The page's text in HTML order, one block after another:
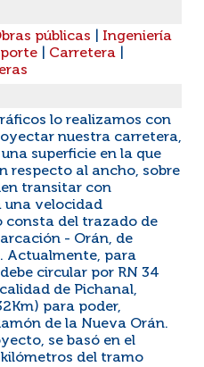
públicas
Ingeniería
Carretera
lo realizamos con
nuestra carretera,
superficie en la que
respecto al ancho, sobre
transitar con
una velocidad
consta del trazado de
- Orán, de
Actualmente, para
circular por RN 34
de Pichanal,
para poder,
de la Nueva Orán.
se basó en el
del tramo